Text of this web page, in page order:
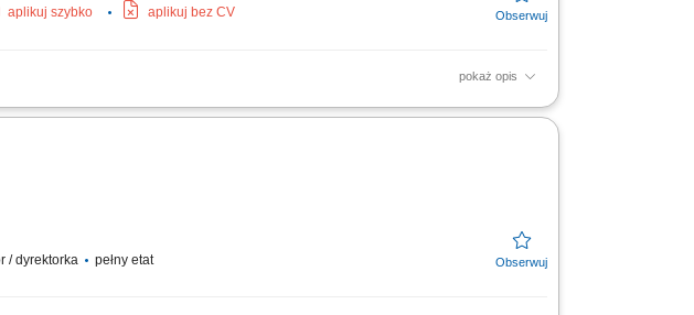
aplikuj szybko aplikuj bez CV
pokaż opis
Stacji Obsługi (ASO) Wspieranie ASO w procedurach
/ dyrektorka pełny etat